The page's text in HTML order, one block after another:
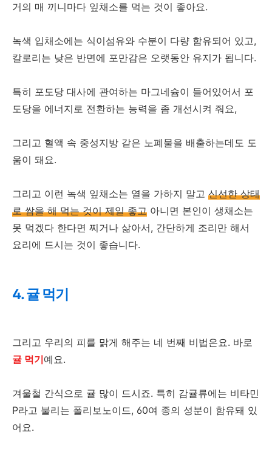
거의 매 끼니마다 잎채소를 먹는 것이 좋아요.
녹색 입채소에는 식이섬유와 수분이 다량 함유되어 있고,
칼로리는 낮은 반면에 포만감은 오랫동안 유지가 됩니다.
특히 포도당 대사에 관여하는 마그네슘이 들어있어서 포
도당을 에너지로 전환하는 능력을 좀 개선시켜 줘요,
그리고 혈액 속 중성지방 같은 노폐물을 배출하는데도 도
움이 돼요.
그리고 이런 녹색 잎채소는 열을 가하지 말고 신선한 상태
로 쌈을 해 먹는 것이 제일 좋고 아니면 본인이 생채소는
못 먹겠다 한다면 찌거나 삶아서, 간단하게 조리만 해서
요리에 드시는 것이 좋습니다.
4. 귤 먹기
그리고 우리의 피를 맑게 해주는 네 번째 비법은요. 바로
귤 먹기예요.
겨울철 간식으로 귤 많이 드시죠. 특히 감귤류에는 비타민
P라고 불리는 폴리보노이드, 60여 종의 성분이 함유돼 있
어요.